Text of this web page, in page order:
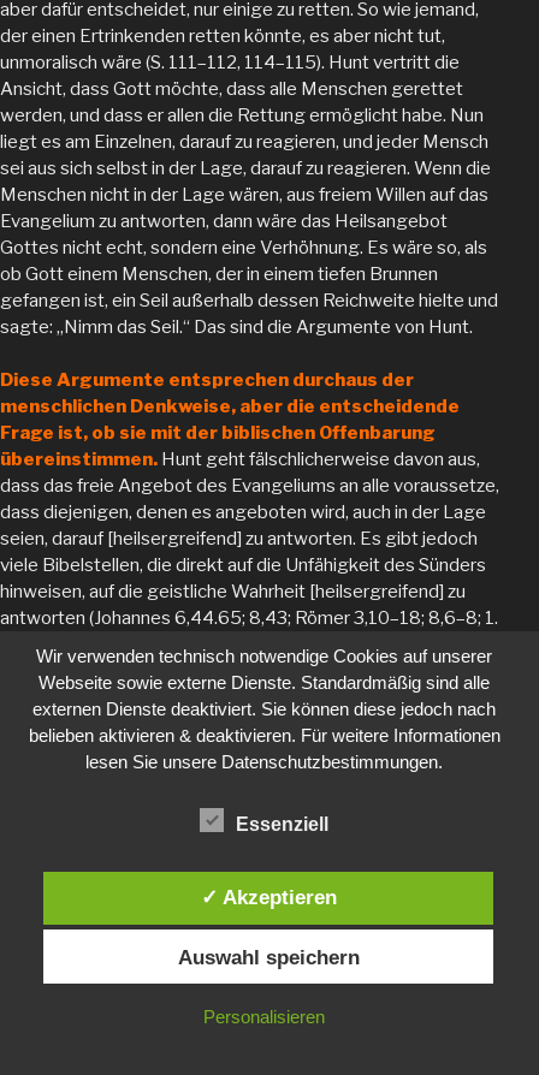
aber dafür entscheidet, nur einige zu retten. So wie jemand,
der einen Ertrinkenden retten könnte, es aber nicht tut,
unmoralisch wäre (S. 111–112, 114–115). Hunt vertritt die
Ansicht, dass Gott möchte, dass alle Menschen gerettet
werden, und dass er allen die Rettung ermöglicht habe. Nun
liegt es am Einzelnen, darauf zu reagieren, und jeder Mensch
sei aus sich selbst in der Lage, darauf zu reagieren. Wenn die
Menschen nicht in der Lage wären, aus freiem Willen auf das
Evangelium zu antworten, dann wäre das Heilsangebot
Gottes nicht echt, sondern eine Verhöhnung. Es wäre so, als
ob Gott einem Menschen, der in einem tiefen Brunnen
gefangen ist, ein Seil außerhalb dessen Reichweite hielte und
sagte: „Nimm das Seil.“ Das sind die Argumente von Hunt.
Diese Argumente entsprechen durchaus der
menschlichen Denkweise, aber die entscheidende
Frage ist, ob sie mit der biblischen Offenbarung
übereinstimmen. Hunt geht fälschlicherweise davon aus,
dass das freie Angebot des Evangeliums an alle voraussetze,
dass diejenigen, denen es angeboten wird, auch in der Lage
seien, darauf [heilsergreifend] zu antworten. Es gibt jedoch
viele Bibelstellen, die direkt auf die Unfähigkeit des Sünders
hinweisen, auf die geistliche Wahrheit [heilsergreifend] zu
antworten (Johannes 6,44.65; 8,43; Römer 3,10–18; 8,6–8; 1.
Korinther 2,14; 2. Korinther 4,4; Epheser 2,1–3 usw.). Hunt
verwirft oder verwässert all diese Texte, indem er sagt, dass
sie nicht das bedeuten könnten, was die Calvinisten
behaupten, denn wenn sie das bedeuten würden, könnten die
Sünder nicht auf das Evangelium reagieren und somit wäre
das Angebot des Evangeliums nicht gültig. Mit anderen
er argumentiert im Kreis
„beweist“. Aber er akzeptiert nicht die klare Lehre von Gottes
absoluten Heiligkeit herab auf das Niveau des gefallenen
Menschen und macht ihn so für den gefallenen Menschen
greifbar. Gleichzeitig erhebt er den sündigen, stolzen
Menschen, indem er ihm behauptet, er könne sich jederzeit für
Wir verwenden technisch notwendige Cookies auf unserer
Webseite sowie externe Dienste. Standardmäßig sind alle
externen Dienste deaktiviert. Sie können diese jedoch nach
belieben aktivieren & deaktivieren. Für weitere Informationen
lesen Sie unsere Datenschutzbestimmungen.
Essenziell
✓ Akzeptieren
Auswahl speichern
Personalisieren